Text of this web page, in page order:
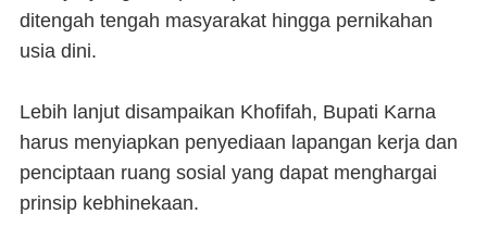
ditengah tengah masyarakat hingga pernikahan
usia dini.
Lebih lanjut disampaikan Khofifah, Bupati Karna
harus menyiapkan penyediaan lapangan kerja dan
penciptaan ruang sosial yang dapat menghargai
prinsip kebhinekaan.